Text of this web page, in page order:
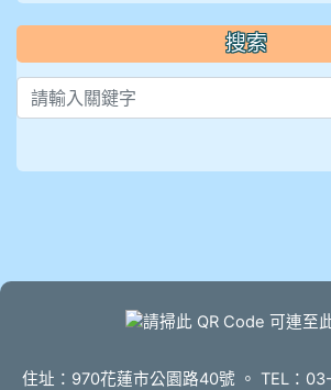
搜索
住址：970花蓮市公園路40號 。 TEL：